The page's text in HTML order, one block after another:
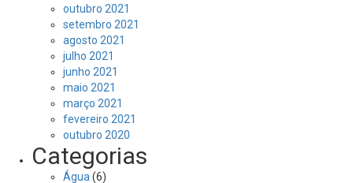
outubro 2021
setembro 2021
agosto 2021
julho 2021
junho 2021
maio 2021
março 2021
fevereiro 2021
outubro 2020
Categorias
Água (6)